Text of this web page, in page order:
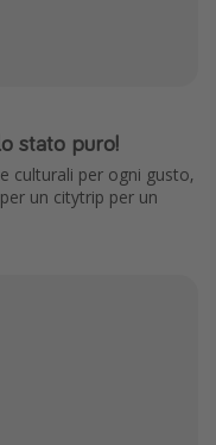
stato puro!
culturali per ogni gusto,
un citytrip per un